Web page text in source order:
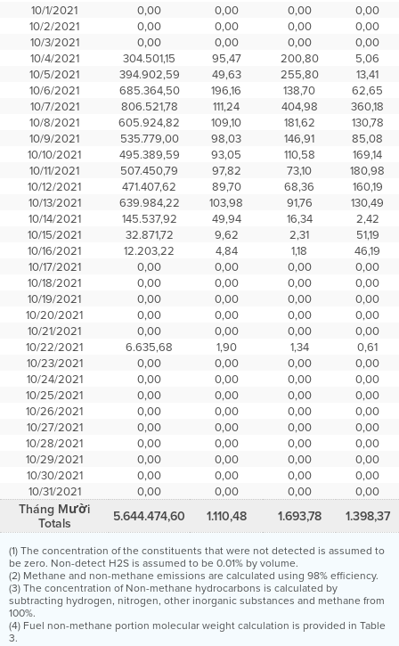
10/1/2021 0,00 0,00 0,00
0,00
10/2/2021
0,00 0,00 0,00
0,00
10/3/2021
0,00 0,00 0,00
0,00
10/4/2021
304.501,15 95,47 200,80
5,06
10/5/2021
394.902,59 49,63 255,80
13,41
10/6/2021
685.364,50 196,16 138,70
62,65
10/7/2021
806.521,78 111,24 404,98
360,18
10/8/2021
605.924,82 109,10 181,62
130,78
10/9/2021
535.779,00 98,03 146,91
85,08
10/10/2021
495.389,59 93,05 110,58
169,14
10/11/2021
507.450,79 97,82 73,10
180,98
10/12/2021
471.407,62 89,70 68,36
160,19
10/13/2021
639.984,22 103,98 91,76
130,49
10/14/2021
145.537,92 49,94 16,34
2,42
10/15/2021
32.871,72 9,62 2,31
51,19
10/16/2021
12.203,22 4,84 1,18
46,19
10/17/2021
0,00 0,00 0,00
0,00
10/18/2021
0,00 0,00 0,00
0,00
10/19/2021
0,00 0,00 0,00
0,00
10/20/2021
0,00 0,00 0,00
0,00
10/21/2021
0,00 0,00 0,00
0,00
10/22/2021
6.635,68 1,90 1,34
0,61
10/23/2021
0,00 0,00 0,00
0,00
10/24/2021
0,00 0,00 0,00
0,00
10/25/2021
0,00 0,00 0,00
0,00
10/26/2021
0,00 0,00 0,00
0,00
10/27/2021
0,00 0,00 0,00
0,00
10/28/2021
0,00 0,00 0,00
0,00
10/29/2021
0,00 0,00 0,00
0,00
10/30/2021
0,00 0,00 0,00
0,00
10/31/2021
0,00 0,00 0,00 0,00
Tháng Mười
Totals
5.644.474,60 1.110,48 1.693,78 1.398,37
(1) The concentration of the constituents that were not detected is assumed to
be zero. Non-detect H2S is assumed to be 0.01% by volume.
(2) Methane and non-methane emissions are calculated using 98% efficiency.
(3) The concentration of Non-methane hydrocarbons is calculated by
subtracting hydrogen, nitrogen, other inorganic substances and methane from
100%.
(4) Fuel non-methane portion molecular weight calculation is provided in Table
3.